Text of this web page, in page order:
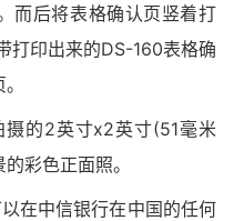
而后将表格确认页竖着打
打印出来的DS-160表格确
的2英寸x2英寸(51毫米
彩色正面照。
在中信银行在中国的任何